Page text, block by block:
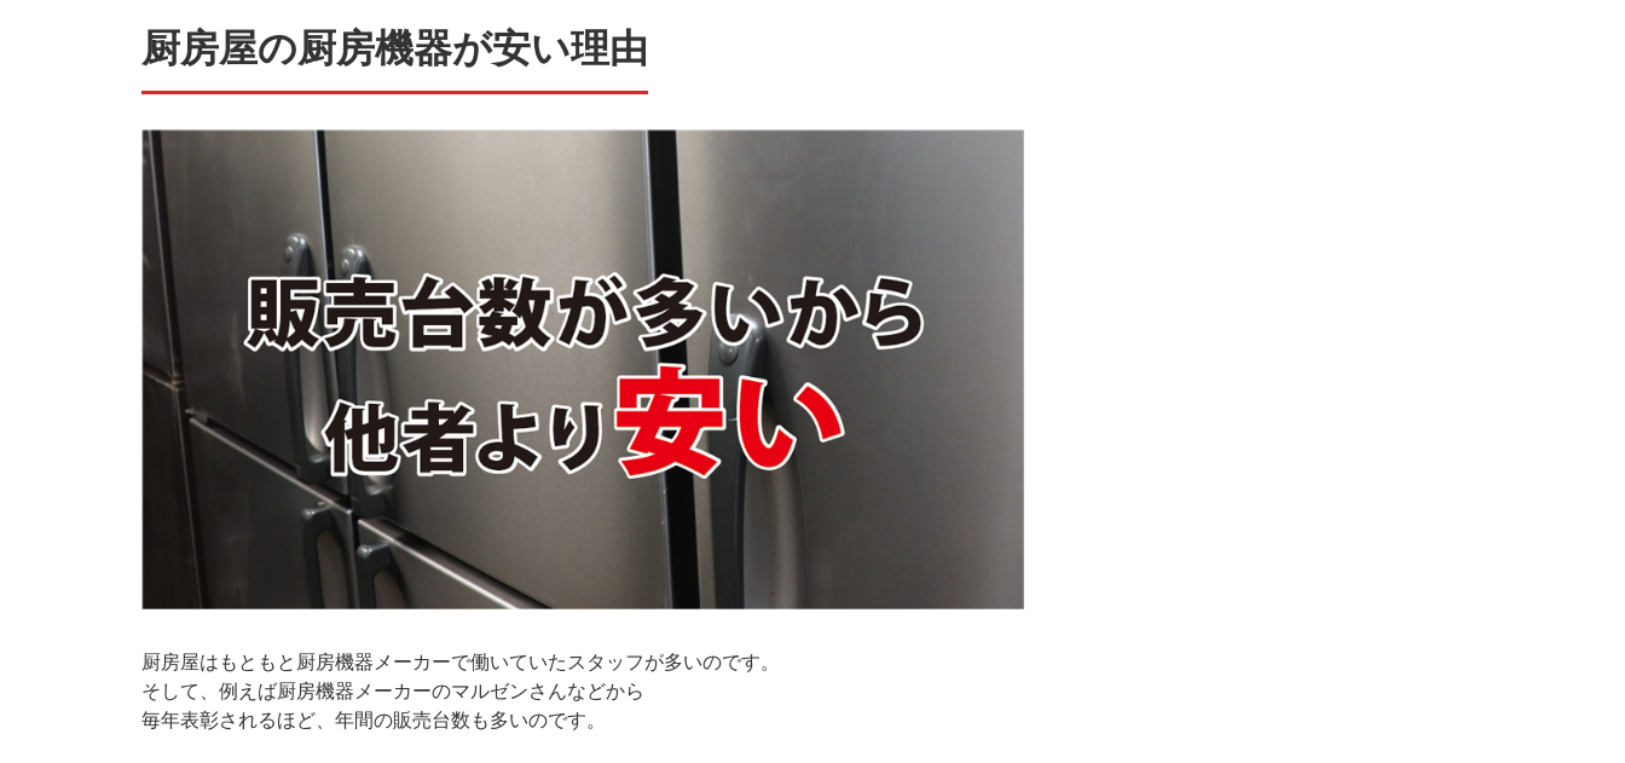
厨房屋の厨房機器が安い理由
厨房屋はもともと厨房機器メーカーで働いていたスタッフが多いのです。
そして、例えば厨房機器メーカーのマルゼンさんなどから
毎年表彰されるほど、年間の販売台数も多いのです。